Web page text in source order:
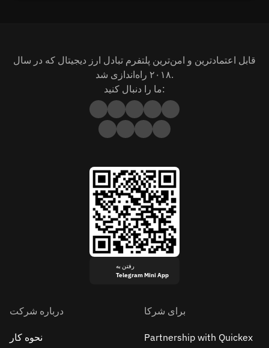
قابل اعتمادترین و امن‌ترین پلتفرم تبادل ارز دیجیتال که در سال
۲۰۱۸ راه‌اندازی شد.
ما را دنبال کنید:
رفتن به
Telegram Mini App
درباره شرکت
نحوه کار
برای شرکا
Partnership with Quickex